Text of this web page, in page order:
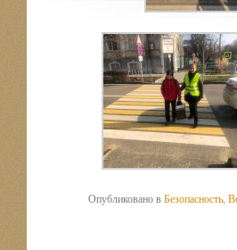
Опубликовано вБезопасность